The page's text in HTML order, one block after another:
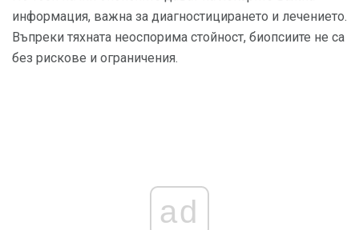
информация, важна за диагностицирането и лечението.
Въпреки тяхната неоспорима стойност, биопсиите не са
без рискове и ограничения.
ad